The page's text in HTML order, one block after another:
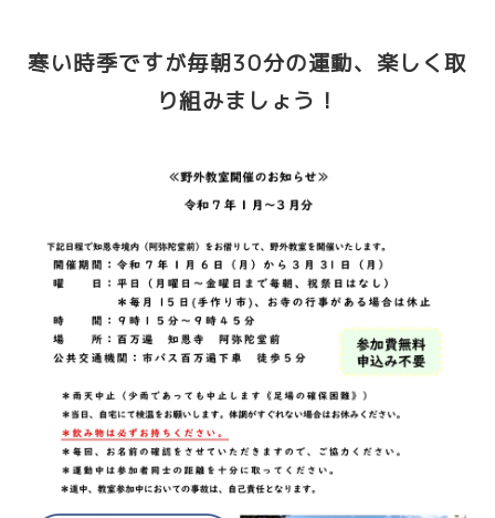
寒い時季ですが毎朝30分の運動、楽しく取
り組みましょう！